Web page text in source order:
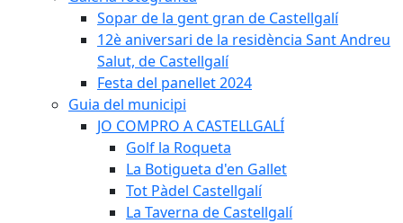
Sopar de la gent gran de Castellgalí
12è aniversari de la residència Sant Andreu
Salut, de Castellgalí
Festa del panellet 2024
Guia del municipi
JO COMPRO A CASTELLGALÍ
Golf la Roqueta
La Botigueta d'en Gallet
Tot Pàdel Castellgalí
La Taverna de Castellgalí